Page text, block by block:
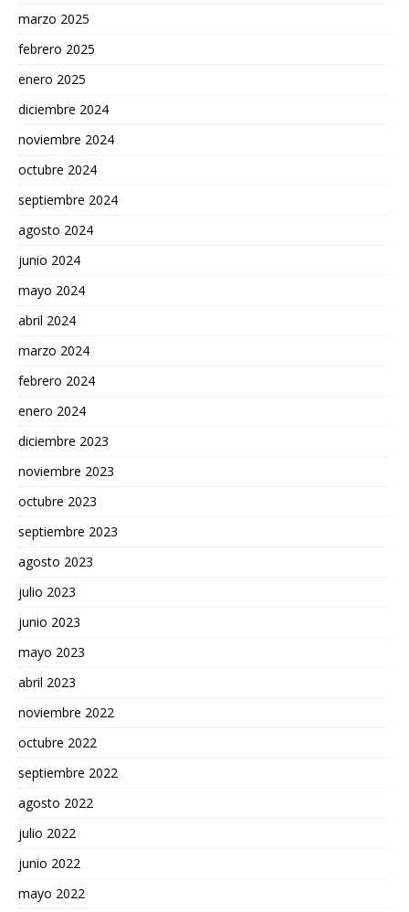
marzo 2025
febrero 2025
enero 2025
diciembre 2024
noviembre 2024
octubre 2024
septiembre 2024
agosto 2024
junio 2024
mayo 2024
abril 2024
marzo 2024
febrero 2024
enero 2024
diciembre 2023
noviembre 2023
octubre 2023
septiembre 2023
agosto 2023
julio 2023
junio 2023
mayo 2023
abril 2023
noviembre 2022
octubre 2022
septiembre 2022
agosto 2022
julio 2022
junio 2022
mayo 2022